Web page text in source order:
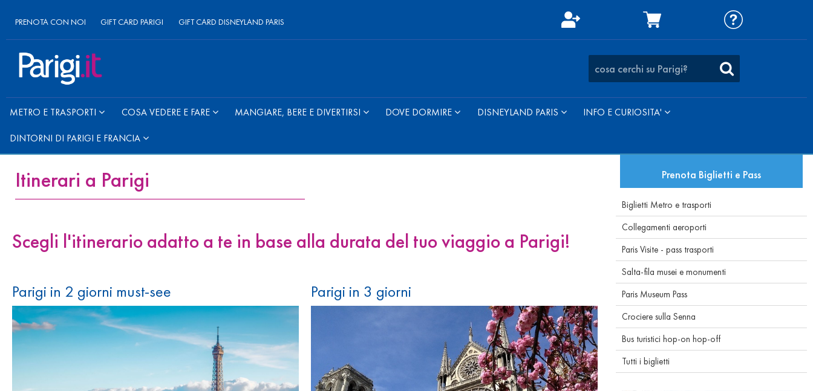
PRENOTA CON NOI GIFT CARD PARIGI GIFT CARD DISNEYLAND PARIS
METRO E TRASPORTI COSA VEDERE E FARE MANGIARE, BERE E DIVERTIRSI DOVE DORMIRE DISNEYLAND PARIS INFO E CURIOSITA'
DINTORNI DI PARIGI E FRANCIA
Itinerari a Parigi
Scegli l'itinerario adatto a te in base alla durata del tuo viaggio a Parigi!
Parigi in 2 giorni must-see Parigi in 3 giorni
Prenota Biglietti e Pass
Biglietti Metro e trasporti
Collegamenti aeroporti
Paris Visite - pass trasporti
Salta-fila musei e monumenti
Paris Museum Pass
Crociere sulla Senna
Bus turistici hop-on hop-off
Tutti i biglietti